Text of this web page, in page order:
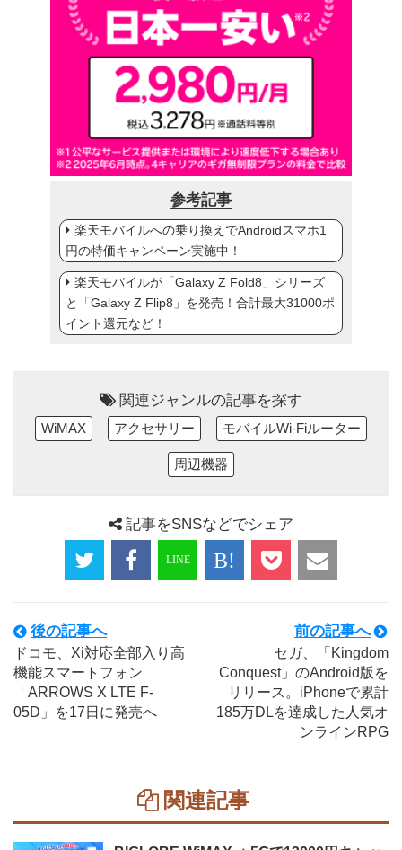
参考記事
楽天モバイルへの乗り換えでAndroidスマホ1
円の特価キャンペーン実施中！
楽天モバイルが「Galaxy Z Fold8」シリーズ
と「Galaxy Z Flip8」を発売！合計最大31000ポ
イント還元など！
関連ジャンルの記事を探す
WiMAX アクセサリー モバイルWi-Fiルーター
周辺機器
記事をSNSなどでシェア
後の記事へ
ドコモ、Xi対応全部入り高
機能スマートフォン
「ARROWS X LTE F-
05D」を17日に発売へ
前の記事へ
セガ、「Kingdom
Conquest」のAndroid版を
リリース。iPhoneで累計
185万DLを達成した人気オ
ンラインRPG
関連記事